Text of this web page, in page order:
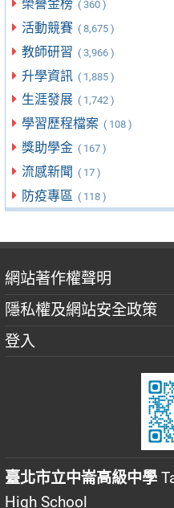
榮譽金榜 ( 360 )
活動競賽 ( 8,675 )
教師研習 ( 3,966 )
升學資訊 ( 1,885 )
生涯發展 ( 1,742 )
學習歷程檔案 ( 108 )
獎助學金 ( 167 )
流感新聞 ( 17 )
防疫專區 ( 118 )
網站著作權聲明
隱私權及網站安全政策
登入
臺北市立中崙高級中學
High School